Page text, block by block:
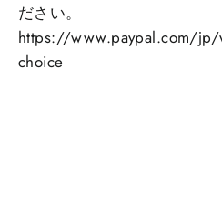
ださい。
https://www.paypal.com/
choice